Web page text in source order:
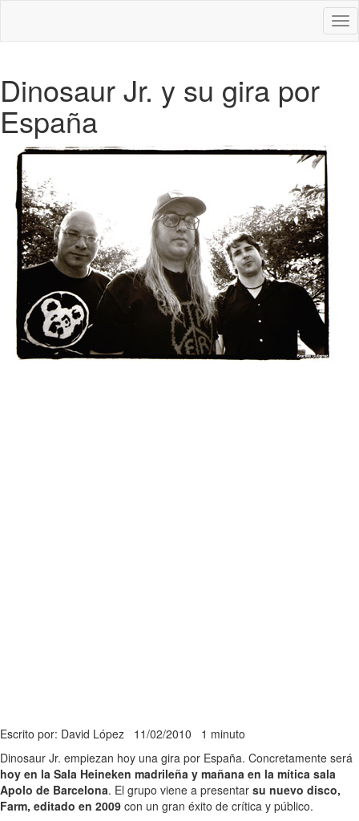
Dinosaur Jr. y su gira por
España
Escrito por: David López 11/02/2010 1 minuto
Dinosaur Jr. empiezan hoy una gira por España. Concretamente será
hoy en la Sala Heineken madrileña y mañana en la mítica sala
Apolo de Barcelona. El grupo viene a presentar su nuevo disco,
Farm, editado en 2009 con un gran éxito de crítica y público.